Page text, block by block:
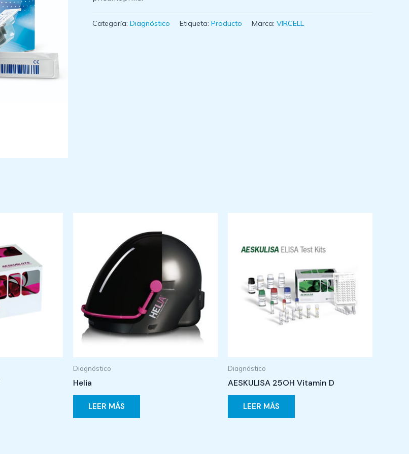
Categoría: Diagnóstico Etiqueta: Producto Marca: VIRCELL
Diagnóstico
Helia
LEER MÁS
Diagnóstico
AESKULISA 25OH Vitamin D
LEER MÁS